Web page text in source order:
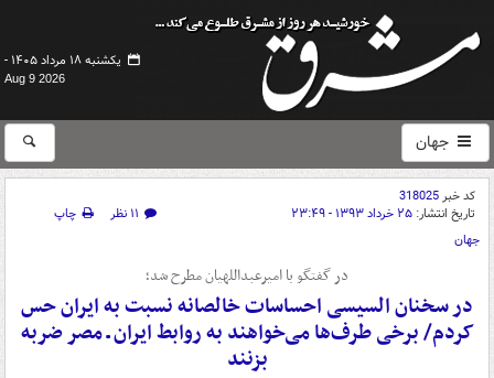
یکشنبه ۱۸ مرداد ۱۴۰۵ -
Aug 9 2026
جهان
کد خبر318025
تاریخ انتشار: ۲۵ خرداد ۱۳۹۳ - ۲۳:۴۹ ۱۱ نظر
چاپ
جهان
در گفتگو با امیرعبداللهیان مطرح شد؛
در سخنان السیسی احساسات خالصانه نسبت به ایران حس
کردم/ برخی طرف‌ها می‌خواهند به روابط ایران ـ‌ مصر ضربه
بزنند